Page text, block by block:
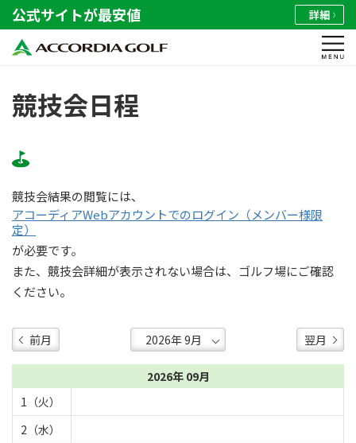
公式サイトが最安値 詳細
競技会日程
競技会結果の閲覧には、
アコーディアWebアカウントでのログイン（メンバー様限
定）
が必要です。
また、競技会詳細が表示されない場合は、ゴルフ場にご確認
ください。
前月 翌月
2026年 09月
1（火）
2（水）